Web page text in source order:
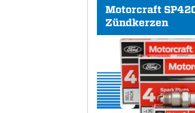
Motorcraft
Zündkerzen